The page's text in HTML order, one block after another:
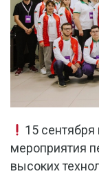
15
мероприятия
высоких